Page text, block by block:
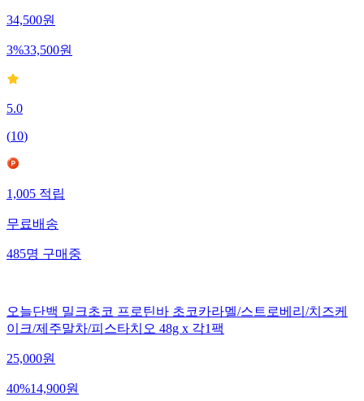
34,500원
3%33,500원
5.0
(10)
1,005 적립
무료배송
485명 구매중
오늘단백 밀크초코 프로틴바 초코카라멜/스트로베리/치즈케
이크/제주말차/피스타치오 48g x 각1팩
25,000원
40%14,900원